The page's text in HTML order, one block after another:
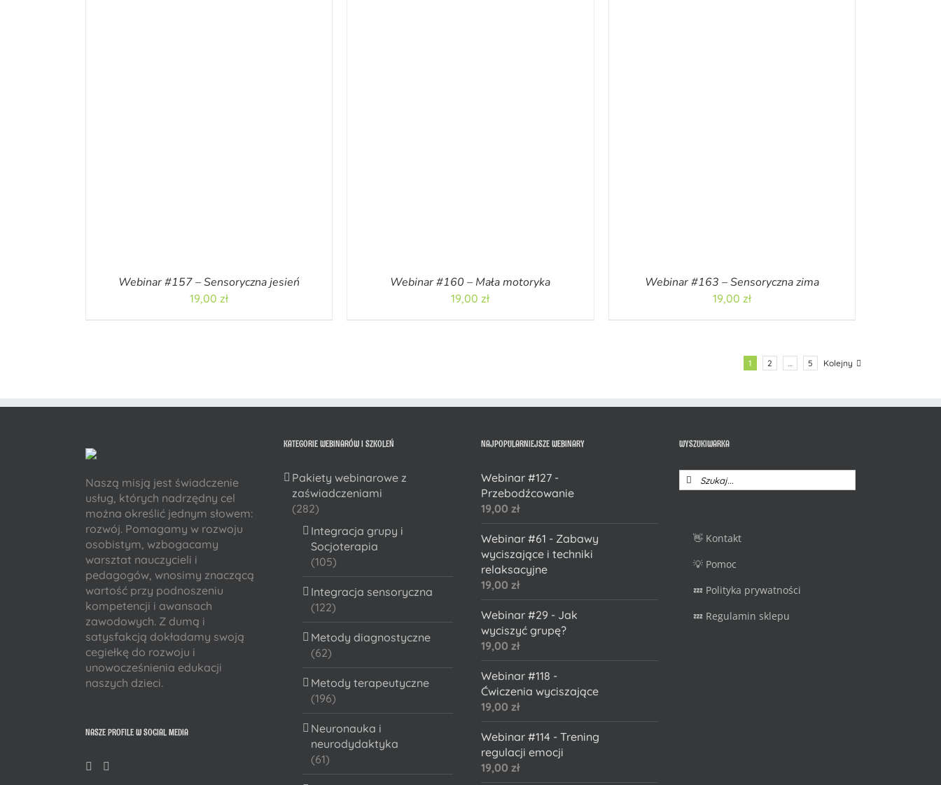
Webinar #157 – Sensoryczna jesień
19,00zł
Webinar #160 – Mała motoryka
19,00zł
Webinar #163 – Sensoryczna zima
19,00 zł
1 2 … 5 Kolejny
Naszą misją jest świadczenie
usług, których nadrzędny cel
można określić jednym słowem:
rozwój. Pomagamy w rozwoju
osobistym, wzbogacamy
warsztat nauczycieli i
pedagogów, wnosimy znaczącą
wartość przy podnoszeniu
kompetencji i awansach
zawodowych. Z dumą i
satysfakcją dokładamy swoją
cegiełkę do rozwoju i
unowocześnienia edukacji
naszych dzieci.
NASZE PROFILE W SOCIAL MEDIA
KATEGORIE WEBINARÓW I SZKOLEŃ
Pakiety webinarowe z
zaświadczeniami
(282)
Integracja grupy i
Socjoterapia
(105)
Integracja sensoryczna
(122)
Metody diagnostyczne
(62)
Metody terapeutyczne
(196)
Neuronauka i
neurodydaktyka
(61)
NAJPOPULARNIEJSZE WEBINARY
Webinar #127 -
Przebodźcowanie
19,00 zł
Webinar #61 - Zabawy
wyciszające i techniki
relaksacyjne
19,00 zł
Webinar #29 - Jak
wyciszyć grupę?
19,00 zł
Webinar #118 -
Ćwiczenia wyciszające
19,00 zł
Webinar #114 - Trening
regulacji emocji
19,00 zł
WYSZUKIWARKA
Szukaj
👋 Kontakt
💡 Pomoc
💤 Polityka prywatności
💤 Regulamin sklepu